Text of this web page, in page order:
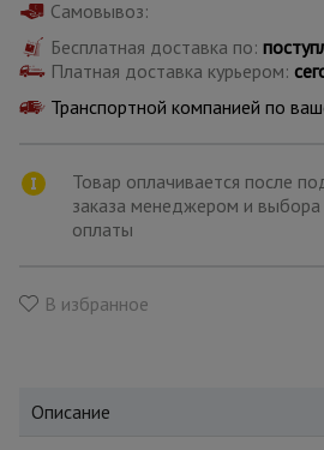
для
работ
Самовывоз:
Бесплатная доставка по:
Платная доставка курьером:
Транспортной компанией по
Товар оплачивается после
заказа менеджером и
оплаты
В избранное
Описание